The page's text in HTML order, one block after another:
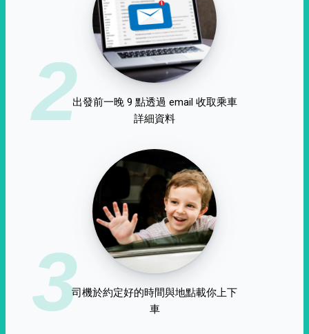
2出發前一晚 9 點透過 email 收取乘車
詳細資料
3司機於約定好的時間與地點載你上下
車